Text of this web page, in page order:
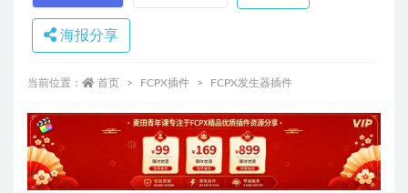
海报分享
当前位置： 首页 FCPX插件 FCPX发生器插件